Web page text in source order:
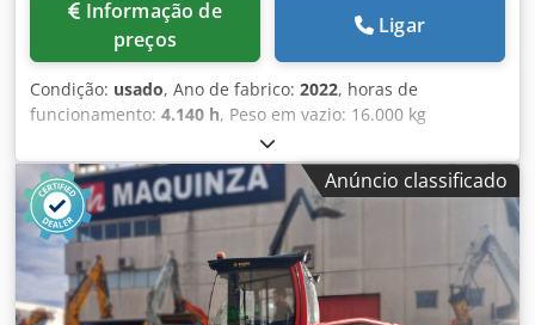
preços
Ligar
Condição: usado, Ano de fabrico: 2022, horas de
funcionamento: 4.140 h, Peso em vazio: 16.000 kg
Dimensões (C x L x A): 622 x 230 x 299 cm Codpezi Eb Nofx
Aipsrf
Anúncio classificado